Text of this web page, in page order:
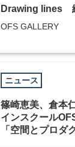
Drawing lines
OFS GALLERY
ニュース
篠崎恵美、倉本
インスクール
「空間とプロダ